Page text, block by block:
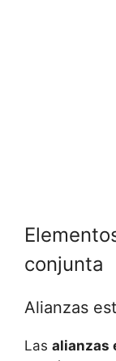
conjunta
Alianzas
Las alianzas